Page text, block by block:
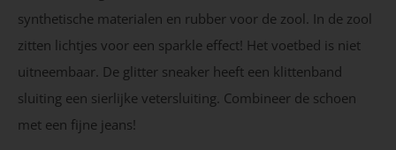
synthetische materialen en rubber voor de zool. In de zool
zitten lichtjes voor een sparkle effect! Het voetbed is niet
uitneembaar. De glitter sneaker heeft een klittenband
sluiting een sierlijke vetersluiting. Combineer de schoen
met een fijne jeans!